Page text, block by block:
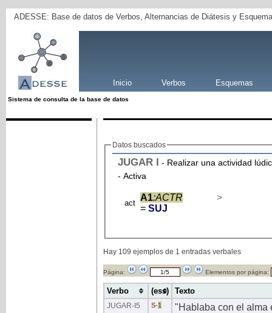
ADESSE: Base de datos de Verbos, Alternancias de Diátesis y
Inicio Verbos Esquemas
Sistema de consulta de la base de datos
Datos buscados
JUGAR I - Realizar una actividad
- Activa
act
A1:ACTR
= SUJ
>
Hay 109 ejemplos de 1 entradas verbales
Página: Elementos por página:
Verbo (ess) Texto
JUGAR-I5 S-1
"Hablaba con el alma